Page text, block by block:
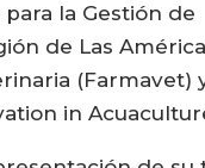
la Gestión de
de Las
(Farmavet)
in